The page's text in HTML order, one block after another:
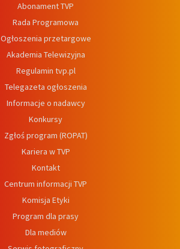
Abonament TVP
Rada Programowa
Ogłoszenia przetargowe
Akademia Telewizyjna
Regulamin tvp.pl
Telegazeta ogłoszenia
Informacje o nadawcy
Konkursy
Zgłoś program (ROPAT)
Kariera w TVP
Kontakt
Centrum informacji TVP
Komisja Etyki
Program dla prasy
Dla mediów